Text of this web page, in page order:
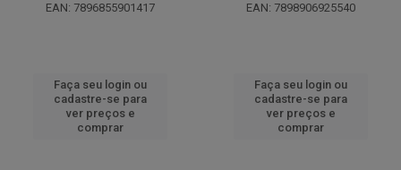
EAN: 7896855901417
Faça seu login ou
cadastre-se para
ver preços e
comprar
EAN: 7898906925540
Faça seu login ou
cadastre-se para
ver preços e
comprar